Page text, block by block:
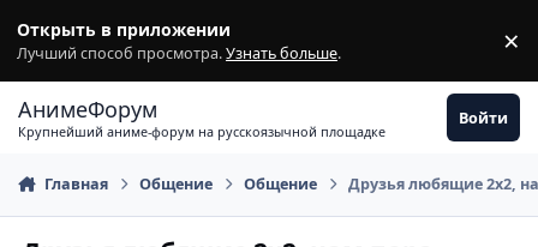
Открыть в приложении
Лучший способ просмотра.Узнать больше. ×
АнимеФорум
Крупнейший аниме-форум на русскоязычной площадке
Войти
Главная Общение Общение Друзья любящие 2х2,